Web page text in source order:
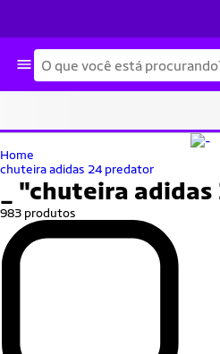
Busca
Home
chuteira adidas 24 predator
"chuteira
983 produtos